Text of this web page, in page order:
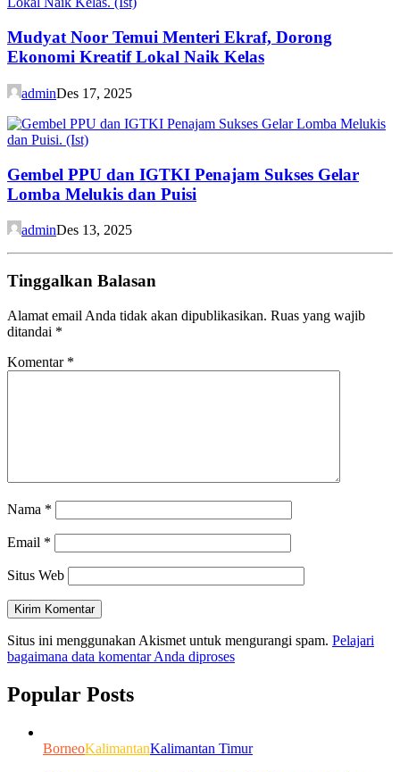
Mudyat Noor Temui Menteri Ekraf, Dorong
Ekonomi Kreatif Lokal Naik Kelas
adminDes 17, 2025
Gembel PPU dan IGTKI Penajam Sukses Gelar
Lomba Melukis dan Puisi
adminDes 13, 2025
Tinggalkan Balasan
Alamat email Anda tidak akan dipublikasikan. Ruas yang wajib
ditandai *
Komentar *
Nama *
Email *
Situs Web
Situs ini menggunakan Akismet untuk mengurangi spam. Pelajari
bagaimana data komentar Anda diproses
Popular Posts
BorneoKalimantanKalimantan Timur